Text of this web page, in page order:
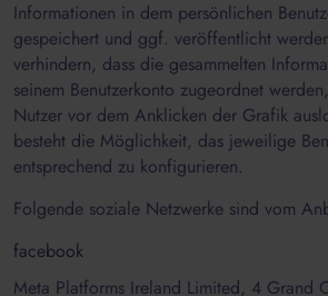
Informationen in dem persönlichen
gespeichert und ggf. veröffentlicht
verhindern, dass die gesammelten
seinem Benutzerkonto zugeordnet
Nutzer vor dem Anklicken der Grafik
besteht die Möglichkeit, das jeweilige
entsprechend zu konfigurieren.
Folgende soziale Netzwerke sind vom
facebook
Meta Platforms Ireland Limited, 4 Grand